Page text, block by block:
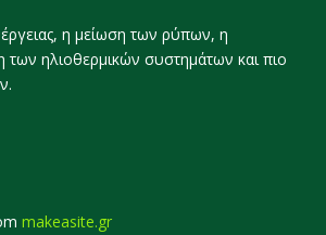
η μείωση των ρύπων, η
ηλιοθερμικών συστημάτων και πιο
makeasite.gr